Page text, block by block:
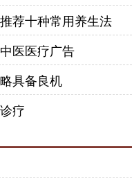
荐十种常用养生法
医医疗广告
具备良机
疗